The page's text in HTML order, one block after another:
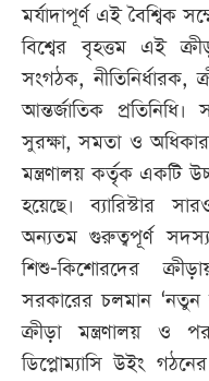
মর্যাদাপূর্ণ এই বৈশ্বিক
বিশ্বের বৃহত্তম এই
সংগঠক, নীতিনির্ধারক,
আন্তর্জাতিক প্রতিনিধি।
সুরক্ষা, সমতা ও
মন্ত্রণালয় কর্তৃক একটি
হয়েছে। ব্যারিস্টার
অন্যতম গুরুত্বপূর্ণ
শিশু-কিশোরদের
সরকারের চলমান
ক্রীড়া মন্ত্রণালয় ও
ডিপ্লোম্যাসি উইং